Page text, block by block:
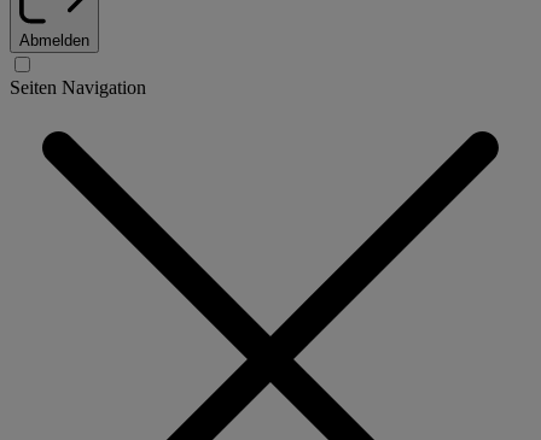
Abmelden
Seiten Navigation